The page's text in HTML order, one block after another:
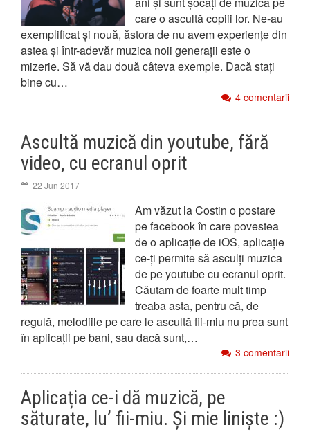
care o ascultă copiii lor. Ne-au
exemplificat și nouă, ăstora de nu avem experiențe din
astea și într-adevăr muzica noii generații este o
mizerie. Să vă dau două câteva exemple. Dacă stați
bine cu…
4 comentarii
Ascultă muzică din youtube, fără
video, cu ecranul oprit
22 Jun 2017
Am văzut la Costin o postare
pe facebook în care povestea
de o aplicație de iOS, aplicație
ce-ți permite să asculți muzica
de pe youtube cu ecranul oprit.
Căutam de foarte mult timp
treaba asta, pentru că, de
regulă, melodiile pe care le ascultă fii-miu nu prea sunt
în aplicații pe bani, sau dacă sunt,…
3 comentarii
Aplicația ce-i dă muzică, pe
săturate, lu’ fii-miu. Și mie liniște :)